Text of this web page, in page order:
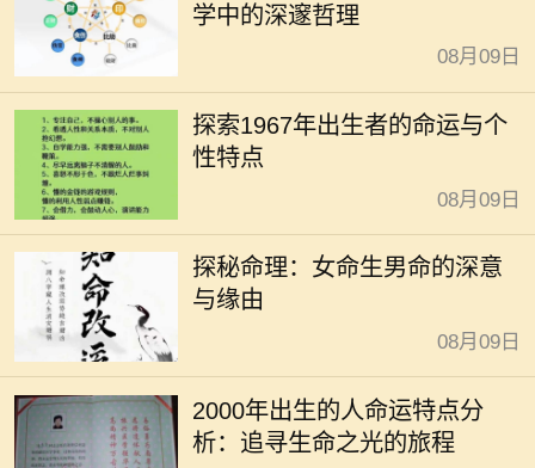
学中的深邃哲理
08月09日
探索1967年出生者的命运与个
性特点
08月09日
探秘命理：女命生男命的深意
与缘由
08月09日
2000年出生的人命运特点分
析：追寻生命之光的旅程